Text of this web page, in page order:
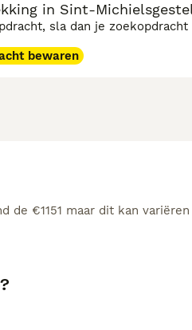
in Sint-
sla dan je
bewaren
€1151 maar dit kan